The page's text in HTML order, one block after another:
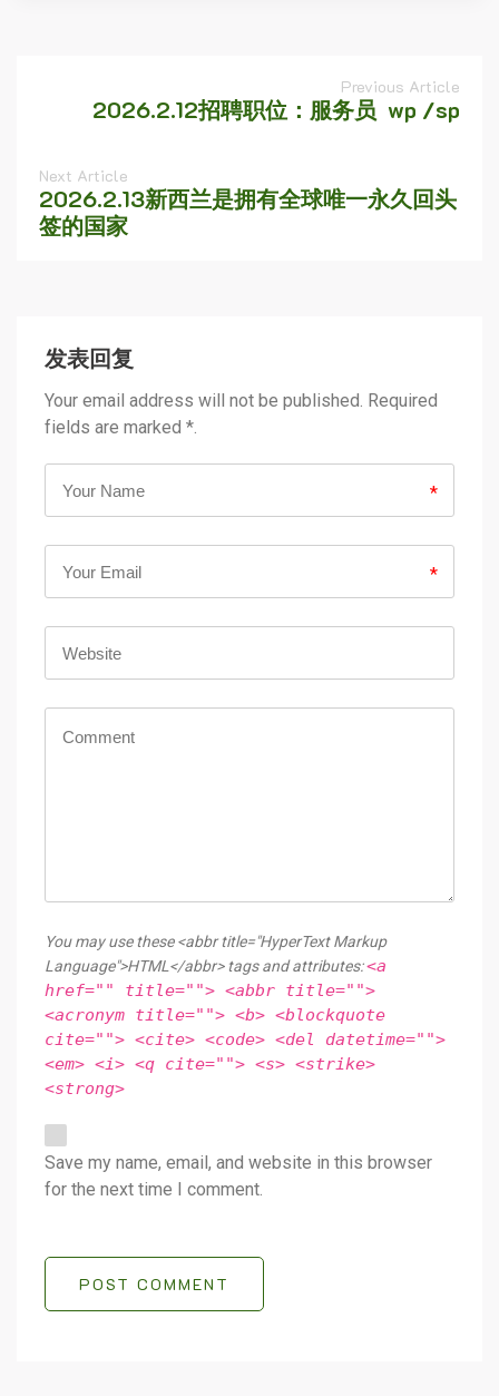
Previous Article
2026.2.12招聘职位：服务员 wp /sp
Next Article
2026.2.13新西兰是拥有全球唯一永久回头
签的国家
发表回复
Your email address will not be published. Required
fields are marked *.
*
*
You may use these <abbr title="HyperText Markup
Language">HTML</abbr> tags and attributes:<a
href="" title=""> <abbr title="">
<acronym title=""> <b> <blockquote
cite=""> <cite> <code> <del datetime="">
<em> <i> <q cite=""> <s> <strike>
<strong>
Save my name, email, and website in this browser
for the next time I comment.
POST COMMENT